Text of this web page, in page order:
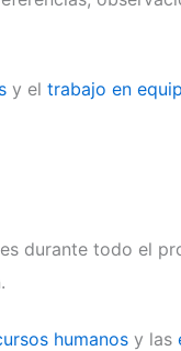
y el trabajo en
durante todo el
humanos y las